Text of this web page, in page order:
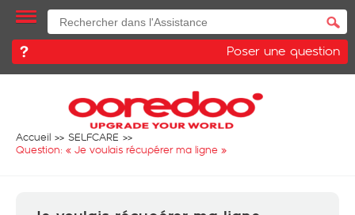
Poser une question
Accueil
SELFCARE
Question: « Je voulais récupérer ma ligne »